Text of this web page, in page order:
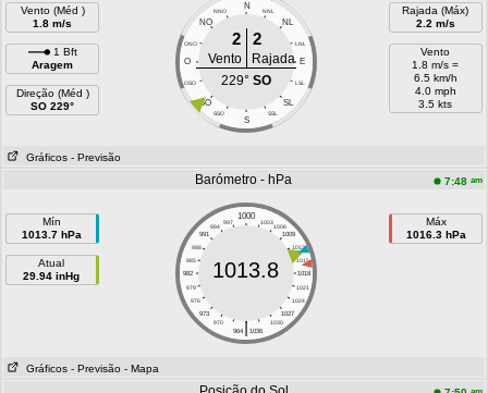
Vento (Méd )
1.8 m/s
1 Bft
Aragem
Direção (Méd )
SO 229°
N
NNO NNL
NO NL
ONO LNL
O E
OSO LSL
SO SL
SSO SSL
S
2 2
Vento
Rajada
229° SO
Rajada (Máx)
2.2 m/s
Vento
1.8 m/s =
6.5 km/h
4.0 mph
3.5 kts
Gráficos - Previsão
Barómetro - hPa 7:48 am
Mín
1013.7 hPa
Atual
29.94 inHg
1000
997 1003
994
1006
991
1009
988
1012
985
1015
982
1018
979
1021
976
1024
973
1027
970
1030
|
964 1036
1013.8
Máx
1016.3 hPa
Gráficos - Previsão - Mapa
am